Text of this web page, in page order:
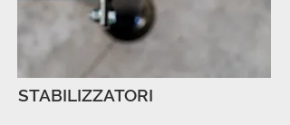
STABILIZZATORI